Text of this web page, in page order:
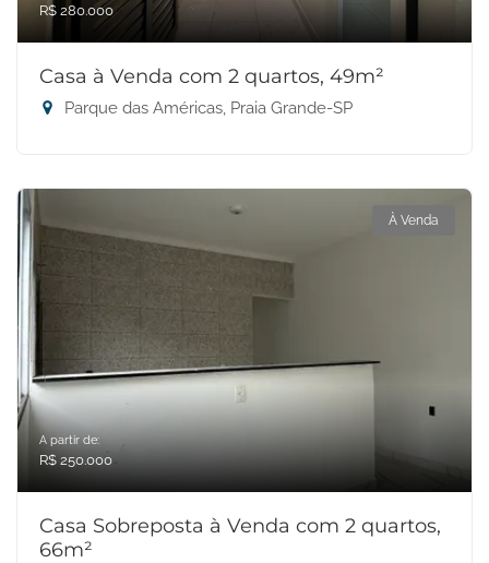
R$ 280.000
Casa à Venda com 2 quartos, 49m²
Parque das Américas, Praia Grande-SP
À Venda
A partir de:
R$ 250.000
Casa Sobreposta à Venda com 2 quartos,
66m²